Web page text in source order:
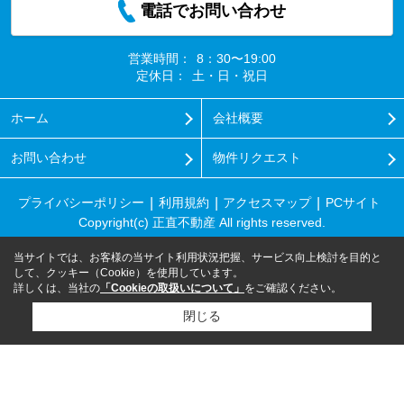
電話でお問い合わせ
営業時間：
8：30〜19:00
定休日：
土・日・祝日
ホーム 会社概要
お問い合わせ 物件リクエスト
プライバシーポリシー 利用規約 アクセスマップ
PCサイト
Copyright(c) 正直不動産 All rights reserved.
当サイトでは、お客様の当サイト利用状況把握、サービス向上検討を目的と
して、クッキー（Cookie）を使用しています。
詳しくは、当社の 「Cookieの取扱いについて」 をご確認ください。
閉じる